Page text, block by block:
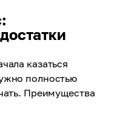
казаться
полностью
Преимущества